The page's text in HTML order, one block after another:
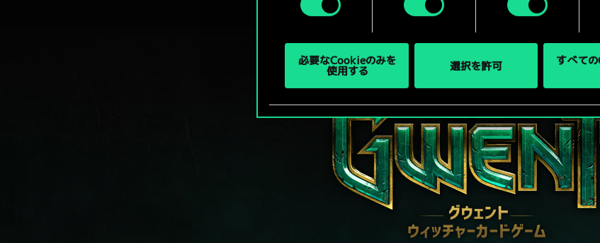
必要なCookieのみを
使用する 選択を許可 すべて